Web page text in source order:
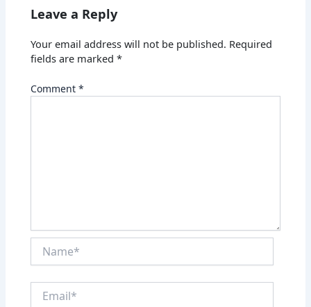
Leave a Reply
Your email address will not be published. Required
fields are marked*
Comment*